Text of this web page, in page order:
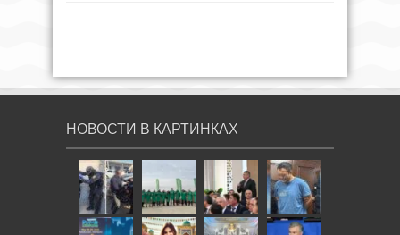
НОВОСТИ В КАРТИНКАХ